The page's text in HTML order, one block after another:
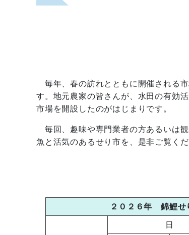
毎年、春の訪れとともに開催される
す。地元農家の皆さんが、水田の有効
市場を開設したのがはじまりです。
毎回、趣味や専門業者の方あるいは
魚と活気のあるせり市を、是非ご覧くだ
２０２６年 錦鯉せ
日